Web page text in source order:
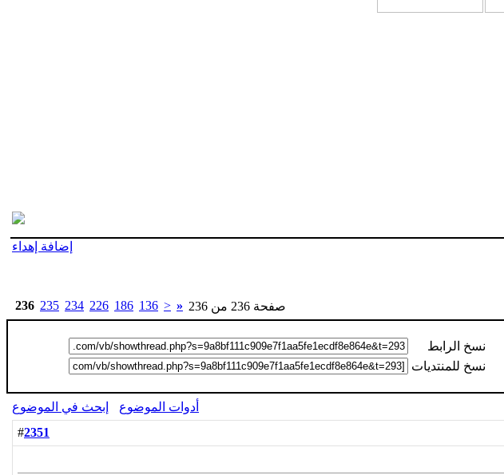
إضافة إهداء
صفحة 236 من 236 «
<
136
186
226
234
235
236
نسخ الرابط
نسخ للمنتديات
أدوات الموضوع
إبحث في الموضوع
2351